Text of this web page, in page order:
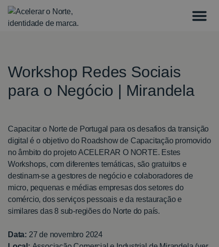
Workshop Redes Sociais
para o Negócio | Mirandela
Capacitar o Norte de Portugal para os desafios da transição
digital é o objetivo do Roadshow de Capacitação promovido
no âmbito do projeto ACELERAR O NORTE. Estes
Workshops, com diferentes temáticas, são gratuitos e
destinam-se a gestores de negócio e colaboradores de
micro, pequenas e médias empresas dos setores do
comércio, dos serviços pessoais e da restauração e
similares das 8 sub-regiões do Norte do país.
Data: 27 de novembro 2024